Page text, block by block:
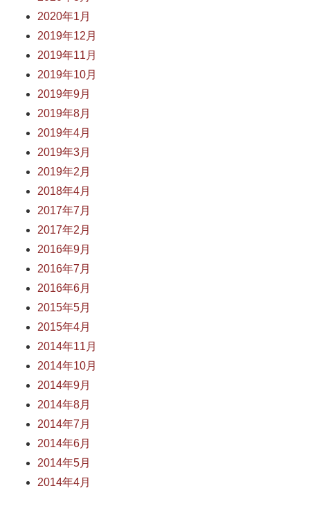
2020年1月
2019年12月
2019年11月
2019年10月
2019年9月
2019年8月
2019年4月
2019年3月
2019年2月
2018年4月
2017年7月
2017年2月
2016年9月
2016年7月
2016年6月
2015年5月
2015年4月
2014年11月
2014年10月
2014年9月
2014年8月
2014年7月
2014年6月
2014年5月
2014年4月